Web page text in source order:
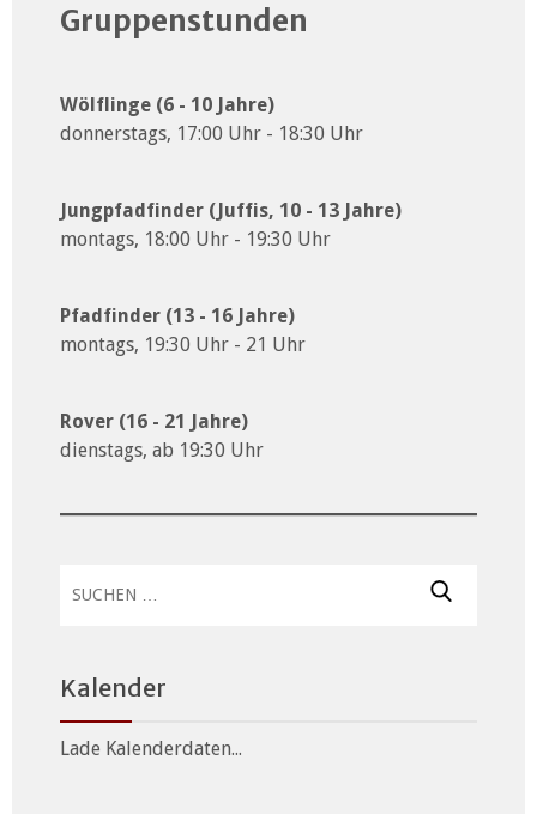
Gruppenstunden
Wölflinge (6 - 10 Jahre)
donnerstags, 17:00 Uhr - 18:30 Uhr
Jungpfadfinder (Juffis, 10 - 13 Jahre)
montags, 18:00 Uhr - 19:30 Uhr
Pfadfinder (13 - 16 Jahre)
montags, 19:30 Uhr - 21 Uhr
Rover (16 - 21 Jahre)
dienstags, ab 19:30 Uhr
nach:
Kalender
Lade Kalenderdaten...